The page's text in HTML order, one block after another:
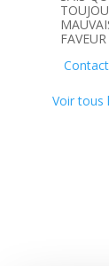
FAVEUR
Voir tous